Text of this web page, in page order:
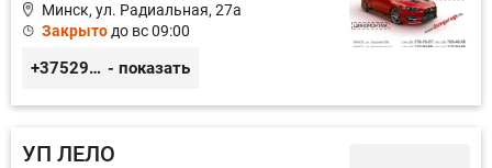
Минск, ул. Радиальная, 27а
Закрыто до вс 09:00
+375293359066 - показать
УП ЛЕЛО